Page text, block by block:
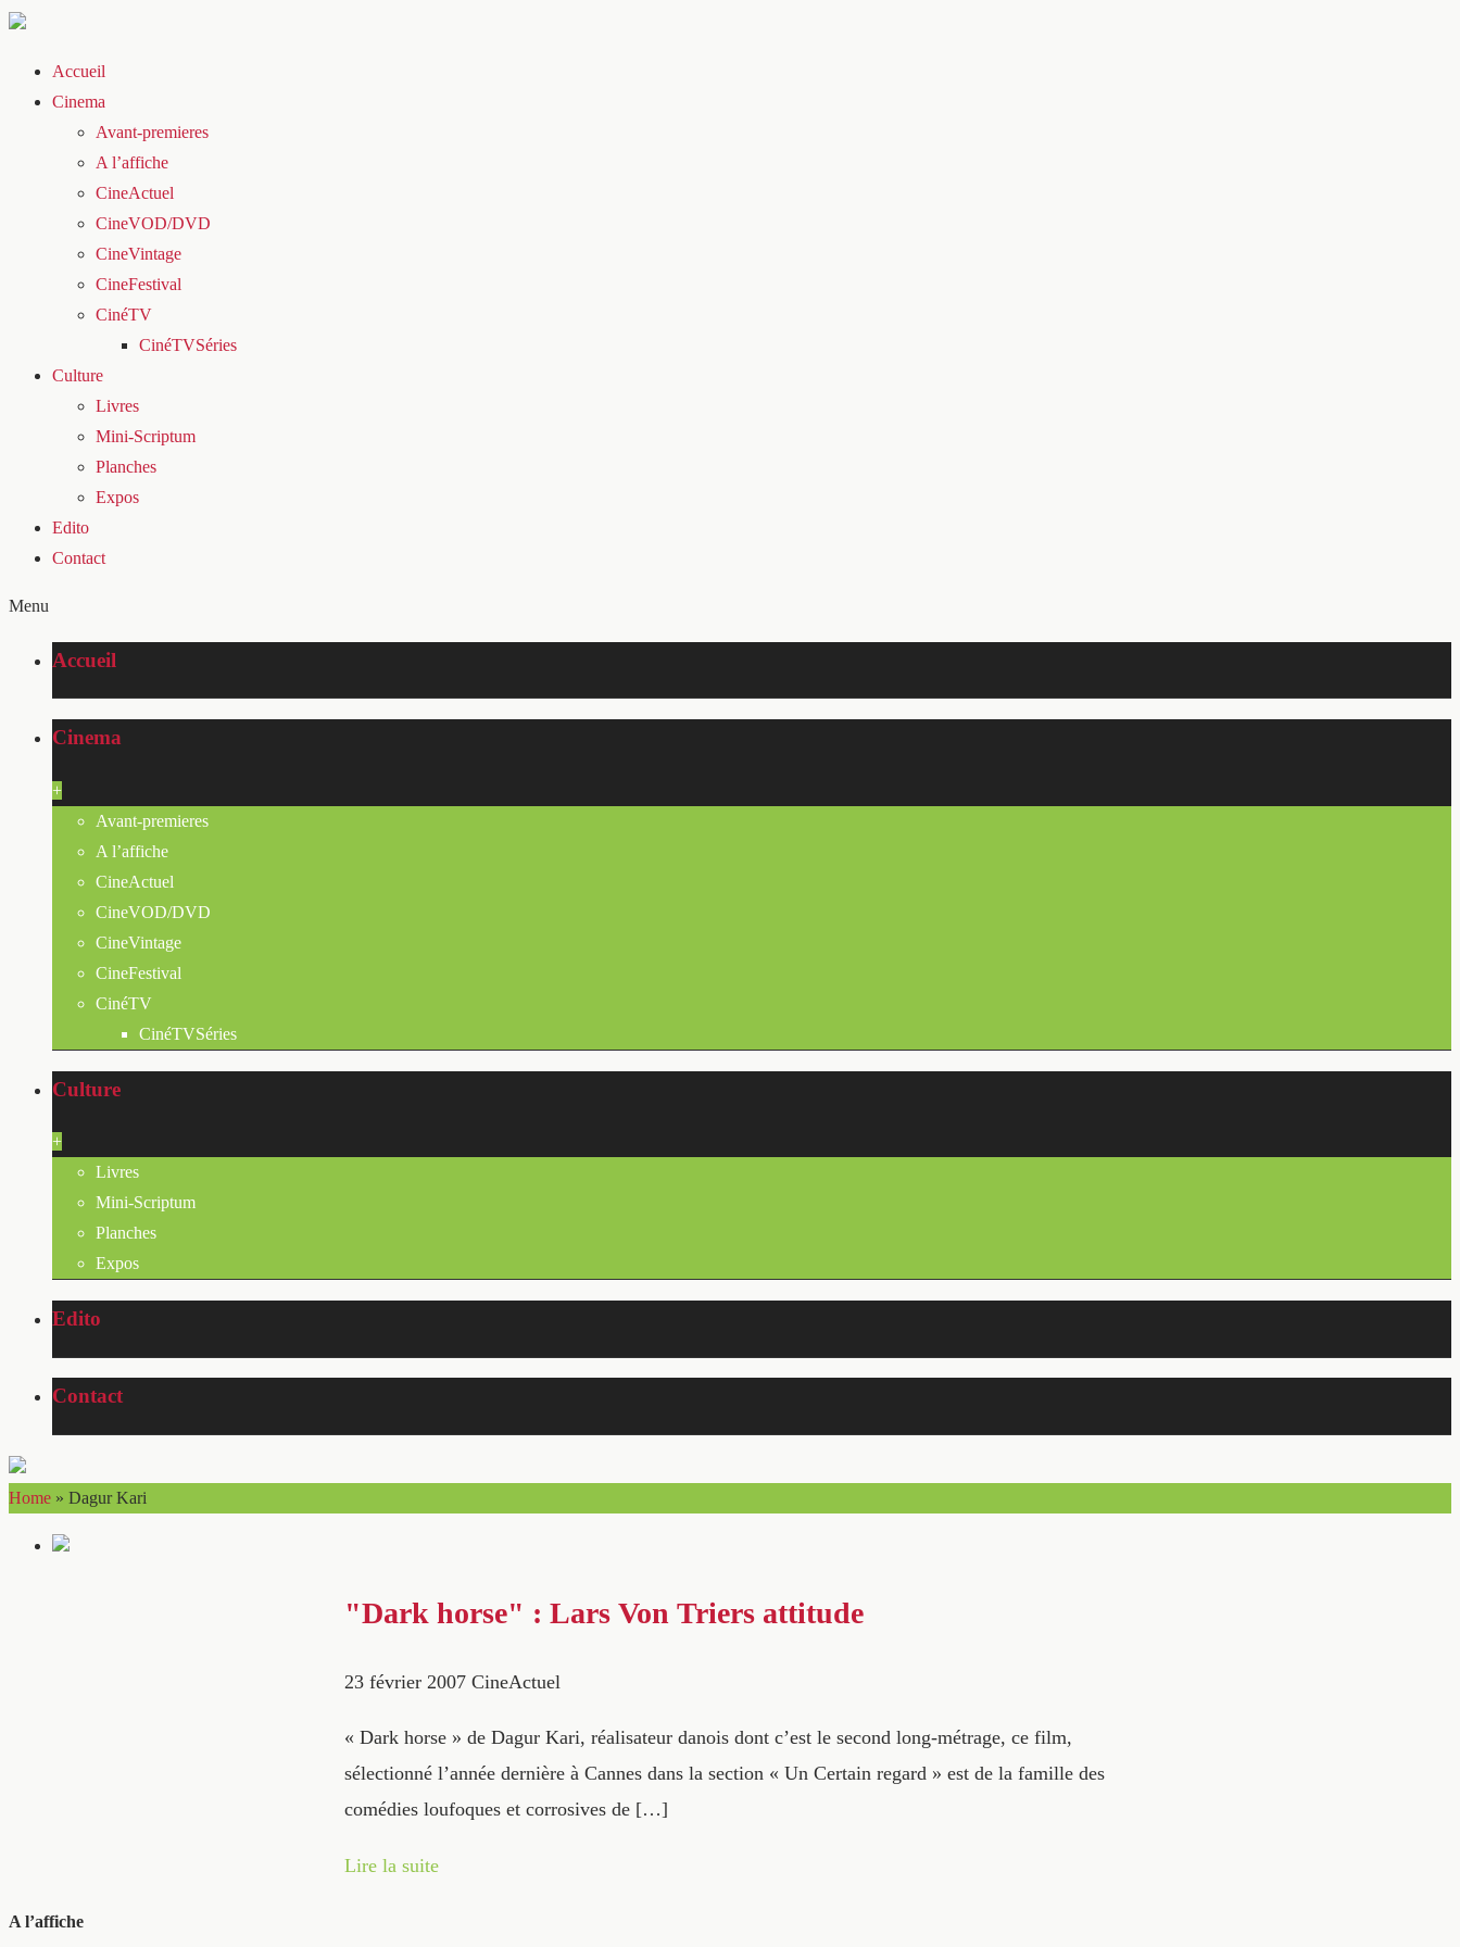
Accueil
Cinema
Avant-premieres
A l’affiche
CineActuel
CineVOD/DVD
CineVintage
CineFestival
CinéTV
CinéTVSéries
Culture
Livres
Mini-Scriptum
Planches
Expos
Edito
Contact
Menu
Accueil
Cinema
+
Avant-premieres
A l’affiche
CineActuel
CineVOD/DVD
CineVintage
CineFestival
CinéTV
CinéTVSéries
Culture
+
Livres
Mini-Scriptum
Planches
Expos
Edito
Contact
Home » Dagur Kari
"Dark horse" : Lars Von Triers attitude
23 février 2007 CineActuel
« Dark horse » de Dagur Kari, réalisateur danois dont c’est le second long-métrage, ce film,
sélectionné l’année dernière à Cannes dans la section « Un Certain regard » est de la famille des
comédies loufoques et corrosives de […]
Lire la suite
A l’affiche